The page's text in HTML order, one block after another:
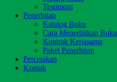
Testimoni
Penerbitan
Katalog Buku
Cara Menerbitkan Buku
Kontrak Kerjasama
Paket Penerbitan
Percetakan
Kontak